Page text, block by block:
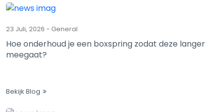
23 Juli, 2026 - General
Hoe onderhoud je een boxspring zodat deze langer
meegaat?
Bekijk Blog